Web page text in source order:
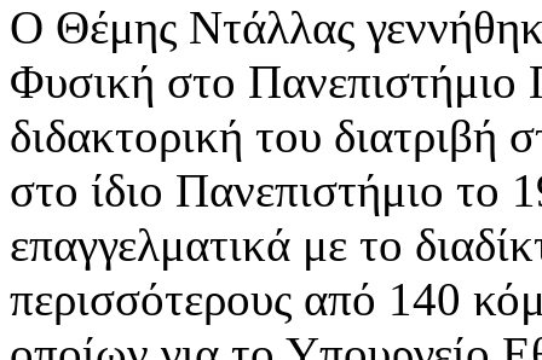
Ο Θέμης Ντάλλας
Φυσική στο Πανεπιστήμιο
διδακτορική του
στο ίδιο Πανεπιστήμιο το
επαγγελματικά με το
περισσότερους από 140